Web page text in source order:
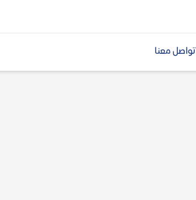
تواصل معنا